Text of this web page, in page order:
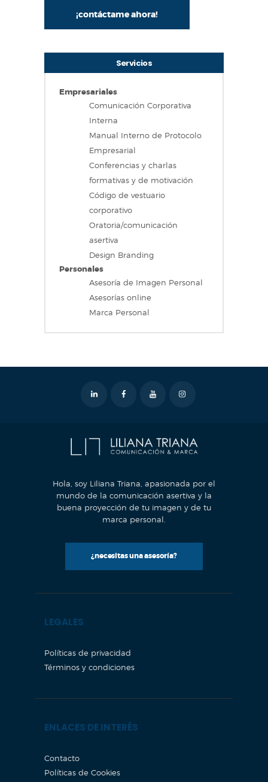
¡contáctame ahora!
Servicios
Empresariales
Comunicación Corporativa
Interna
Manual Interno de Protocolo
Empresarial
Conferencias y charlas
formativas y de motivación
Código de vestuario
corporativo
Oratoria/comunicación
asertiva
Design Branding
Personales
Asesoría de Imagen Personal
Asesorías online
Marca Personal
Hola, soy Liliana Triana, apasionada por el
mundo de la comunicación asertiva y la
buena proyección de tu imagen y de tu
marca personal.
¿necesitas una asesoría?
LEGALES
Políticas de privacidad
Términos y condiciones
ENLACES DE INTERÉS
Contacto
Políticas de Cookies